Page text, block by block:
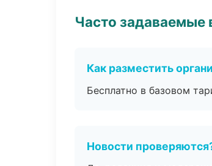
Часто задаваемые
Как разместить
Бесплатно в базовом
Новости